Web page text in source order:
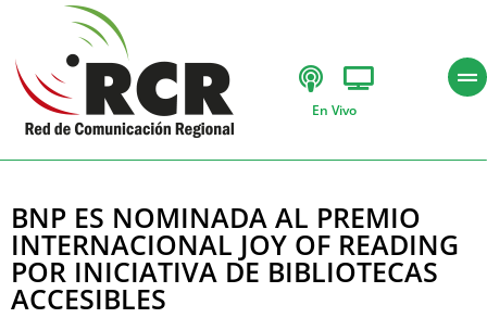
En Vivo
BNP ES NOMINADA AL PREMIO
INTERNACIONAL JOY OF READING
POR INICIATIVA DE BIBLIOTECAS
ACCESIBLES